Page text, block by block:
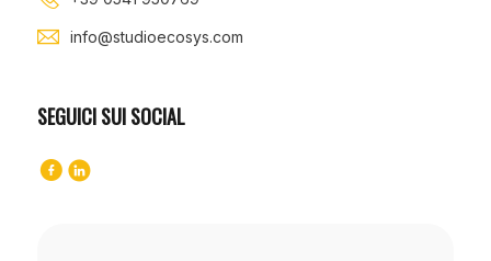
info@studioecosys.com
SEGUICI SUI SOCIAL